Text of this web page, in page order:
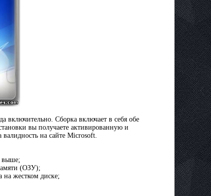
включительно. Сборка включает в себя обе
вы получаете активированную и
на сайте Microsoft.
выше;
(ОЗУ);
на жестком диске;